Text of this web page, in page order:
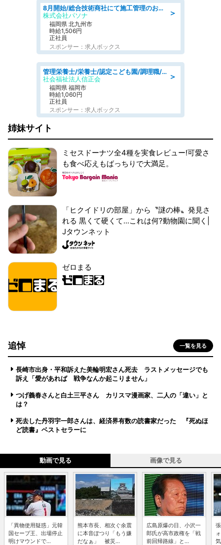
＞
8月開始/総合技術商社にて施工管理のお仕事/即日勤務可/車通勤可/工事・土木施工管理/生産・品質管理
株式会社パソナ
福岡県 北九州市
時給1,506円
正社員
スポンサー：求人ボックス
＞
管理栄養士/栄養士/認定こども園/調理職/認定こども園/週3日～相談可能
社会福祉法人信正会
福岡県 福岡市
時給1,060円
正社員
スポンサー：求人ボックス
姉妹サイト
ミセスドーナツ全4種を実食レビュー!可愛さ
も食べ応えもばっちりで大満足。
「ヒクイドリの部屋」から〝謎の棒〟発見さ
れる 黒くて硬くて...これは何?動物園に聞く|
Jタウンネット
ゼロまる
追悼 一覧を見る
長崎市出身・平和訴えた美輪明宏さん死去 ラストメッセージでも
訴え「愛があれば 戦争なんか起こりません」
つげ義春さんと白土三平さん カリスマ漫画家、二人の「違い」と
は？
死去した丹羽宇一郎さんは、経済界有数の読書家だった 『死ぬほ
ど読書』ベストセラーに
動画で見る 画像で見る
「異物使用疑惑」元韓
国セーブ王、出場停止
明けマウンドで...
熊本市長、相次ぐ余震
に本音ぽつり「もう嫌
だなぁ」 被災...
広島原爆の日、小沢一
郎氏が高市政権を「戦
前回帰路線」と...